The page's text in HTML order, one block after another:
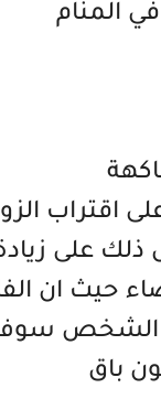
المنام
على اقتراب
على
حيث ان
هذا الشخص
باق